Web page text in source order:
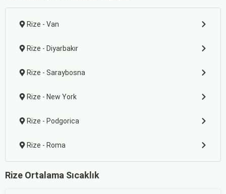
Rize - Van
Rize - Diyarbakır
Rize - Saraybosna
Rize - New York
Rize - Podgorica
Rize - Roma
Rize Ortalama Sıcaklık